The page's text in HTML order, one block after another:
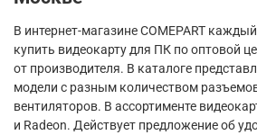
В интернет-магазине COMEPART
купить видеокарту для ПК по оптовой
от производителя. В каталоге
модели с разным количеством
вентиляторов. В ассортименте
и Radeon. Действует предложение об